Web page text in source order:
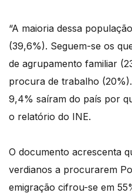
“A maioria dessa
(39,6%). Seguem-se os
de agrupamento familiar
procura de trabalho
9,4% saíram do país por
o relatório do INE.
O documento acrescenta
verdianos a procurarem
emigração cifrou-se em